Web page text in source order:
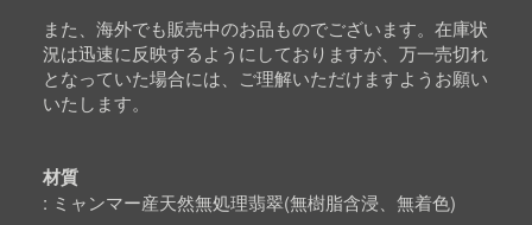
また、海外でも販売中のお品ものでございます。在庫状
況は迅速に反映するようにしておりますが、万一売切れ
となっていた場合には、ご理解いただけますようお願い
いたします。
材質
ミャンマー産天然無処理翡翠(無樹脂含浸、無着色)